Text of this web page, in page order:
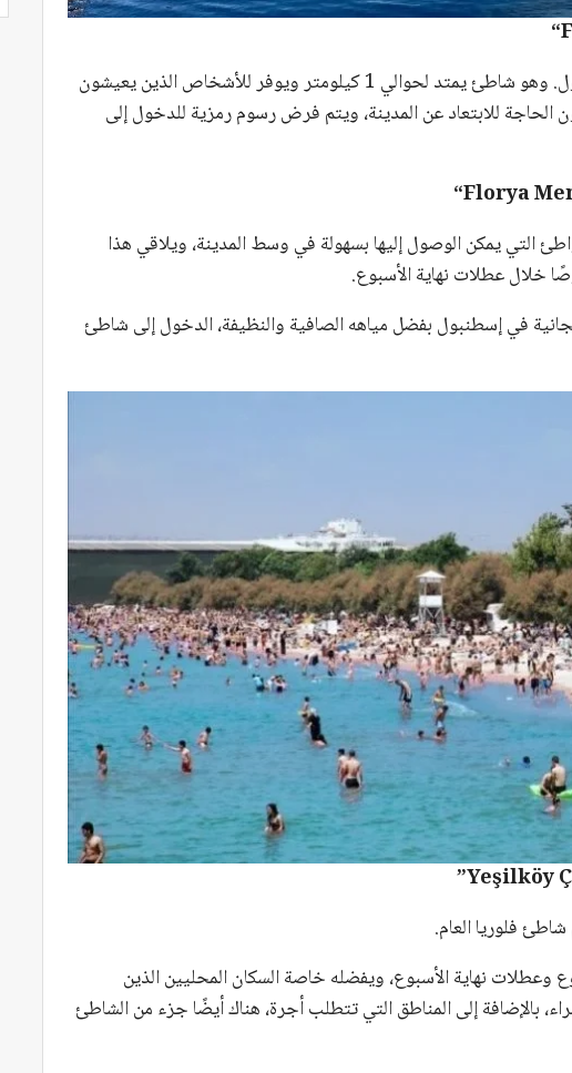
“
إحدى أقدم الشواطئ المجانية في إسطنبول. وهو شاطئ يمتد لحوالي 1 كيلومتر ويوفر للأشخاص الذين يعيشون
للابتعاد عن المدينة، ويتم فرض رسوم رمزية للدخول إلى
Florya
“
التي يمكن الوصول إليها بسهولة في وسط المدينة، ويلاقي هذا
خلال عطلات نهاية الأسبوع.
في إسطنبول بفضل مياهه الصافية والنظيفة، الدخول إلى شاطئ
فلوريا العام.
وعطلات نهاية الأسبوع، ويفضله خاصة السكان المحليين الذين
بالإضافة إلى المناطق التي تتطلب أجرة، هناك أيضًا جزء من الشاطئ